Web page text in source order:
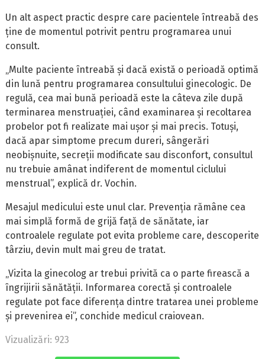
Un alt aspect practic despre care pacientele întreabă des
ține de momentul potrivit pentru programarea unui
consult.
„Multe paciente întreabă și dacă există o perioadă optimă
din lună pentru programarea consultului ginecologic. De
regulă, cea mai bună perioadă este la câteva zile după
terminarea menstruației, când examinarea și recoltarea
probelor pot fi realizate mai ușor și mai precis. Totuși,
dacă apar simptome precum dureri, sângerări
neobișnuite, secreții modificate sau disconfort, consultul
nu trebuie amânat indiferent de momentul ciclului
menstrual”, explică dr. Vochin.
Mesajul medicului este unul clar. Prevenția rămâne cea
mai simplă formă de grijă față de sănătate, iar
controalele regulate pot evita probleme care, descoperite
târziu, devin mult mai greu de tratat.
„Vizita la ginecolog ar trebui privită ca o parte firească a
îngrijirii sănătății. Informarea corectă și controalele
regulate pot face diferența dintre tratarea unei probleme
și prevenirea ei”, conchide medicul craiovean.
Vizualizări: 923